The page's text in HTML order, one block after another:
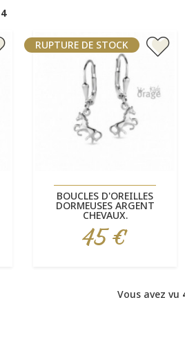
4
Aperçu rapide
BOUCLES D'OREILLES
DORMEUSES ARGENT
CHEVAUX.
Prix
45 €
RUPTURE DE STOCK
Vous avez vu